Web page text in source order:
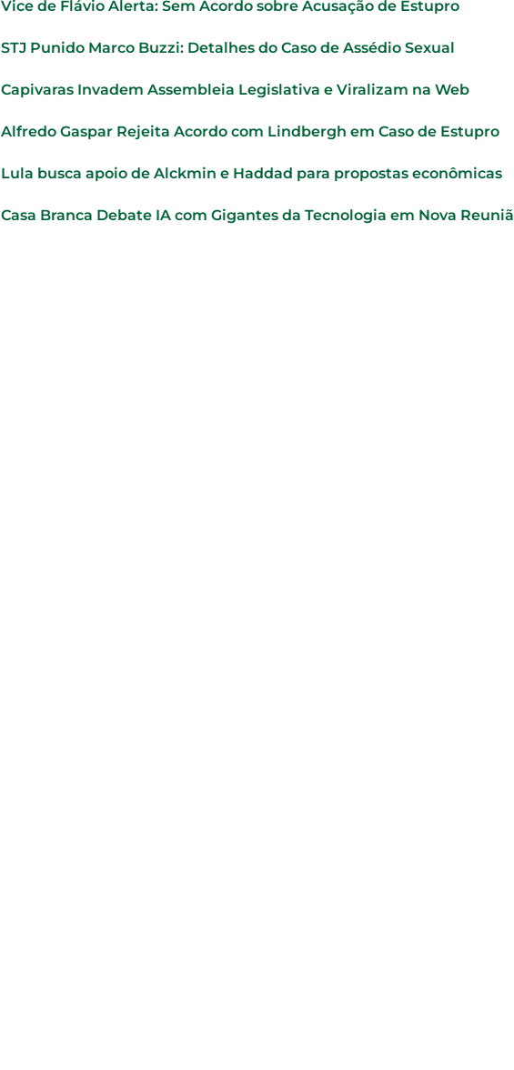
Vice de Flávio Alerta: Sem Acordo sobre Acusação de Estupro
STJ Punido Marco Buzzi: Detalhes do Caso de Assédio Sexual
Capivaras Invadem Assembleia Legislativa e Viralizam na Web
Alfredo Gaspar Rejeita Acordo com Lindbergh em Caso de Estupro
Lula busca apoio de Alckmin e Haddad para propostas econômicas
Casa Branca Debate IA com Gigantes da Tecnologia em Nova